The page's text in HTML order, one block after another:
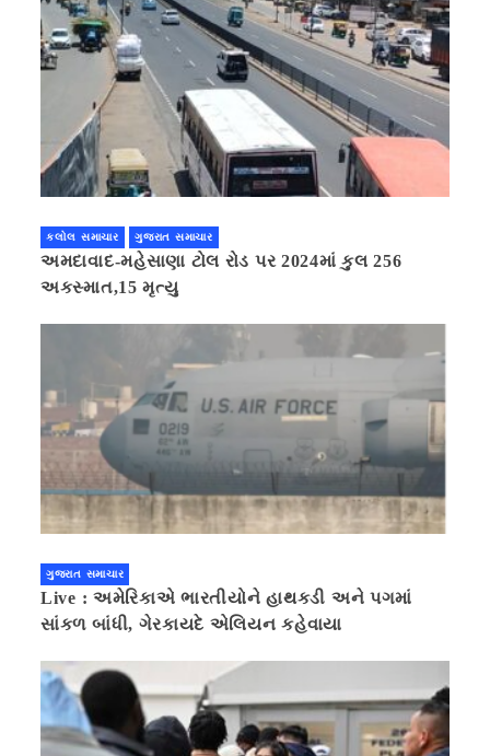
કલોલ સમાચાર ગુજરાત સમાચાર
અમદાવાદ-મહેસાણા ટોલ રોડ પર 2024માં કુલ 256
અકસ્માત,15 મૃત્યુ
ગુજરાત સમાચાર
Live : અમેરિકાએ ભારતીયોને હાથકડી અને પગમાં
સાંકળ બાંધી, ગેરકાયદે એલિયન કહેવાયા